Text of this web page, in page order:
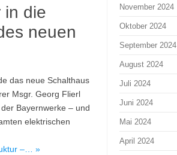
in die
neuen
das neue Schalthaus
Msgr. Georg Flierl
Bayernwerke – und
elektrischen
–… »
November 2024
Oktober 2024
September 2024
August 2024
Juli 2024
Juni 2024
Mai 2024
April 2024